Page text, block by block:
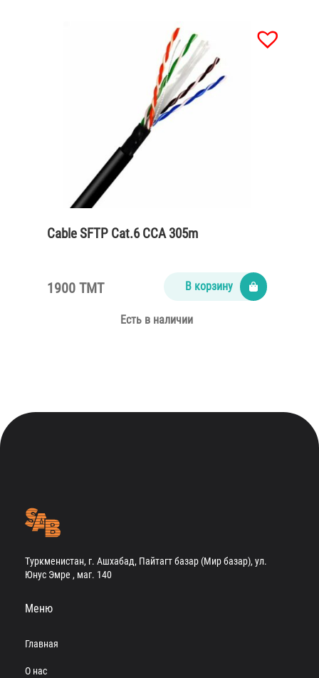
Cable SFTP Cat.6 CCA 305m
1900 TMT В корзину
Есть в наличии
Туркменистан, г. Ашхабад, Пайтагт базар (Мир базар), ул.
Юнус Эмре , маг. 140
Меню
Главная
О нас